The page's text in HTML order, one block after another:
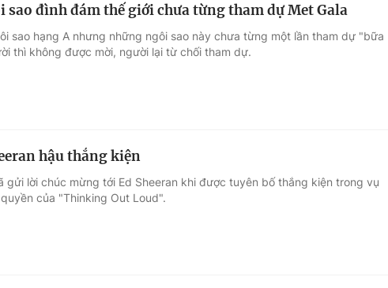
đình đám thế giới chưa từng tham dự Met Gala
sao hạng A nhưng những ngôi sao này chưa từng một lần tham dự "bữa
thì không được mời, người lại từ chối tham dự.
hậu thắng kiện
gửi lời chúc mừng tới Ed Sheeran khi được tuyên bố thắng kiện trong vụ
của "Thinking Out Loud".